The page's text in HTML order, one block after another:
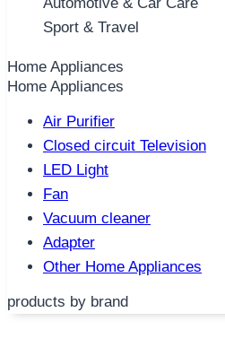
Sport & Travel
Home Appliances
Home Appliances
Air Purifier
Closed circuit Television
LED Light
Fan
Vacuum cleaner
Adapter
Other Home Appliances
products by brand